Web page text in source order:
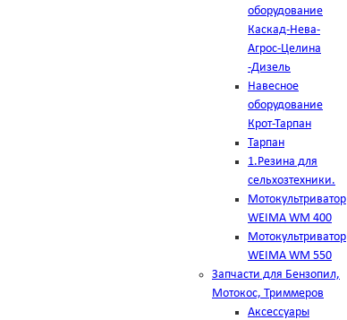
оборудование
Каскад-Нева-
Агрос-Целина
-Дизель
Навесное
оборудование
Крот-Тарпан
Тарпан
1.Резина для
сельхозтехники.
Мотокультриватор
WEIMA WM 400
Мотокультриватор
WEIMA WM 550
Запчасти для Бензопил,
Мотокос, Триммеров
Аксессуары